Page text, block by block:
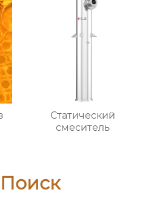
Статический
смеситель
Поиск